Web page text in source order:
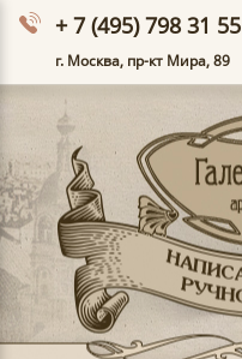
+ 7 (495) 798 31 55
г. Москва, пр-кт Мира, 89